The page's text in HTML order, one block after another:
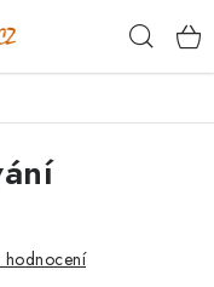
hodnocení